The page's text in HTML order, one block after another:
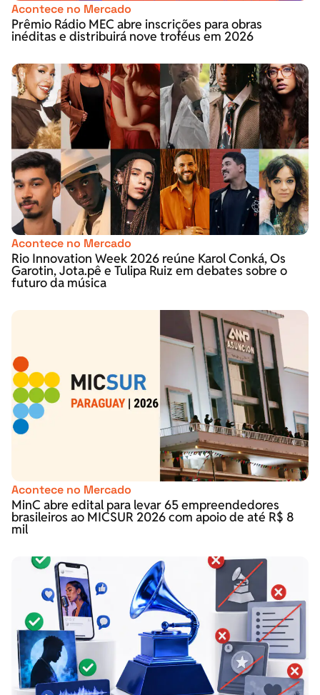
Acontece no Mercado
Prêmio Rádio MEC abre inscrições para obras
inéditas e distribuirá nove troféus em 2026
Acontece no Mercado
Rio Innovation Week 2026 reúne Karol Conká, Os
Garotin, Jota.pê e Tulipa Ruiz em debates sobre o
futuro da música
Acontece no Mercado
MinC abre edital para levar 65 empreendedores
brasileiros ao MICSUR 2026 com apoio de até R$ 8
mil